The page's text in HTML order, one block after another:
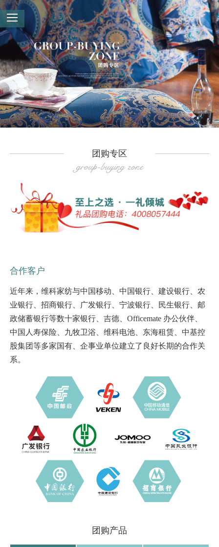
团购专区
group-buying zone
合作客户
近年来，维科家纺与中国移动、中国银行、建设银行、农
业银行、招商银行、广发银行、宁波银行、民生银行、邮
政储蓄银行等数十家银行、吉德、Officemate 办公伙伴、
中国人寿保险、九牧卫浴、维科电池、东海租赁、中基控
股集团等多家国有、企事业单位建立了良好长期的合作关
系。
团购产品